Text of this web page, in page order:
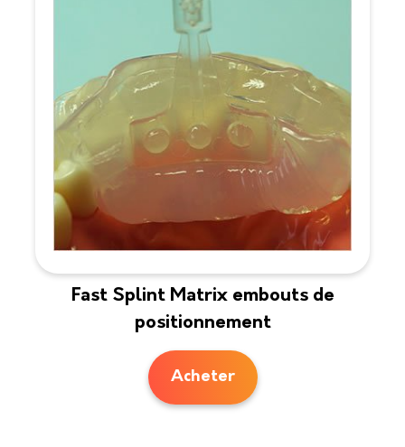
Fast Splint Matrix embouts de
positionnement
Acheter